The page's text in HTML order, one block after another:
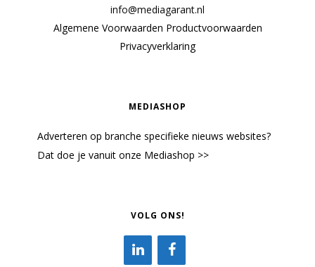
info@mediagarant.nl
Algemene Voorwaarden Productvoorwaarden
Privacyverklaring
MEDIASHOP
Adverteren op branche specifieke nieuws websites?
Dat doe je vanuit onze Mediashop >>
VOLG ONS!